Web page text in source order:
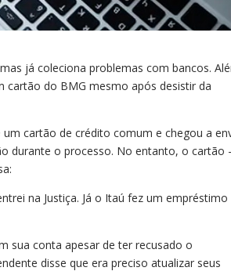
já coleciona problemas com bancos.
cartão do BMG mesmo após desistir da
cartão de crédito comum e chegou a
durante o processo. No entanto, o
na Justiça. Já o Itaú fez um empréstimo
sua conta apesar de ter recusado o
disse que era preciso atualizar seus